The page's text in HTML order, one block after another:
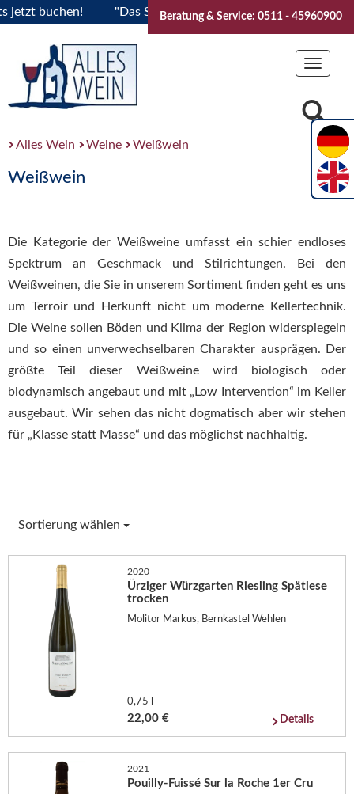
"Das Sommerfest 2026" Vive laBeratung & Service: 0511 - 45960900
Toggle
Alles Wein Weine Weißwein
Weißwein
Die Kategorie der Weißweine umfasst ein schier endloses
Spektrum an Geschmack und Stilrichtungen. Bei den
Weißweinen, die Sie in unserem Sortiment finden geht es uns
um Terroir und Herkunft nicht um moderne Kellertechnik.
Die Weine sollen Böden und Klima der Region widerspiegeln
und so einen unverwechselbaren Charakter ausprägen. Der
größte Teil dieser Weißweine wird biologisch oder
biodynamisch angebaut und mit „Low Intervention“ im Keller
ausgebaut. Wir sehen das nicht dogmatisch aber wir stehen
für „Klasse statt Masse“ und das möglichst nachhaltig.
Sortierung wählen
2020
Ürziger Würzgarten Riesling Spätlese
trocken
Molitor Markus, Bernkastel Wehlen
0,75 l
22,00 € Details
2021
Pouilly-Fuissé Sur la Roche 1er Cru